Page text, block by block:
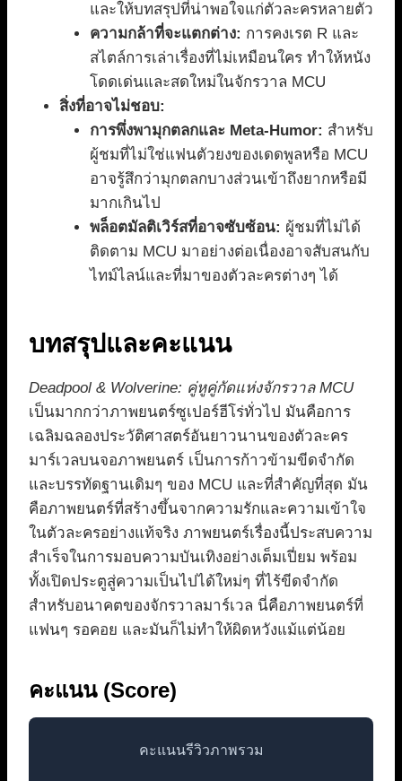
และให้บทสรุปที่น่าพอใจแก่ตัวละครหลายตัว
ความกล้าที่จะแตกต่าง: การคงเรต R และ
สไตล์การเล่าเรื่องที่ไม่เหมือนใคร ทำให้หนัง
โดดเด่นและสดใหม่ในจักรวาล MCU
สิ่งที่อาจไม่ชอบ:
การพึ่งพามุกตลกและ Meta-Humor: สำหรับ
ผู้ชมที่ไม่ใช่แฟนตัวยงของเดดพูลหรือ MCU
อาจรู้สึกว่ามุกตลกบางส่วนเข้าถึงยากหรือมี
มากเกินไป
พล็อตมัลติเวิร์สที่อาจซับซ้อน: ผู้ชมที่ไม่ได้
ติดตาม MCU มาอย่างต่อเนื่องอาจสับสนกับ
ไทม์ไลน์และที่มาของตัวละครต่างๆ ได้
บทสรุปและคะแนน
Deadpool & Wolverine: คู่หูคู่กัดแห่งจักรวาล MCU
เป็นมากกว่าภาพยนตร์ซูเปอร์ฮีโร่ทั่วไป มันคือการ
เฉลิมฉลองประวัติศาสตร์อันยาวนานของตัวละคร
มาร์เวลบนจอภาพยนตร์ เป็นการก้าวข้ามขีดจำกัด
และบรรทัดฐานเดิมๆ ของ MCU และที่สำคัญที่สุด มัน
คือภาพยนตร์ที่สร้างขึ้นจากความรักและความเข้าใจ
ในตัวละครอย่างแท้จริง ภาพยนตร์เรื่องนี้ประสบความ
สำเร็จในการมอบความบันเทิงอย่างเต็มเปี่ยม พร้อม
ทั้งเปิดประตูสู่ความเป็นไปได้ใหม่ๆ ที่ไร้ขีดจำกัด
สำหรับอนาคตของจักรวาลมาร์เวล นี่คือภาพยนตร์ที่
แฟนๆ รอคอย และมันก็ไม่ทำให้ผิดหวังแม้แต่น้อย
คะแนน (Score)
คะแนนรีวิวภาพรวม